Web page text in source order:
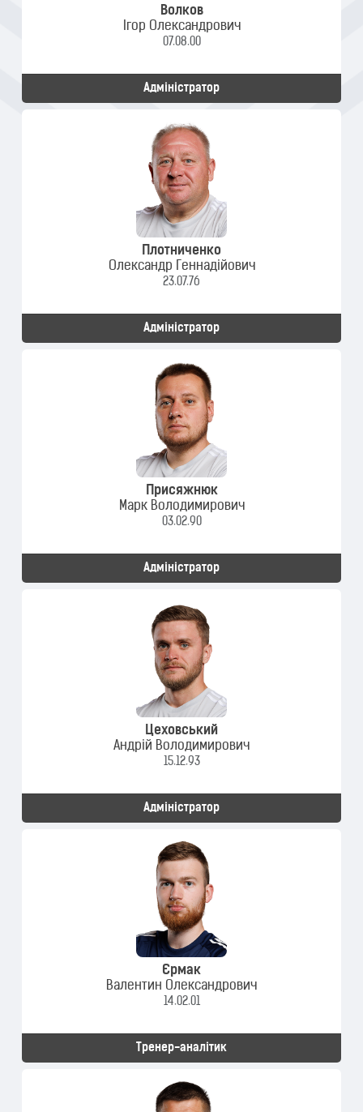
Волков
Ігор Олександрович
07.08.00
Адміністратор
Плотниченко
Олександр Геннадійович
23.07.76
Адміністратор
Присяжнюк
Марк Володимирович
03.02.90
Адміністратор
Цеховський
Андрій Володимирович
15.12.93
Адміністратор
Єрмак
Валентин Олександрович
14.02.01
Тренер-аналітик